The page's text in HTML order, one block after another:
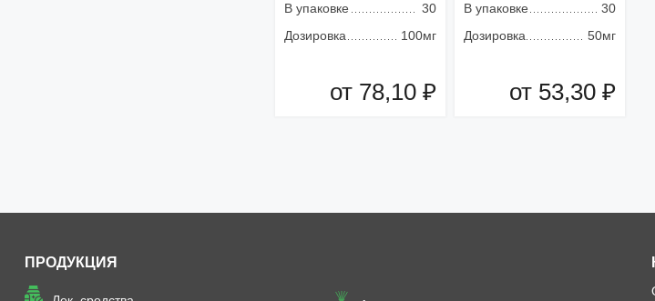
В упаковке
30
Дозировка
100мг
от 78,10 ₽
В упаковке
30
Дозировка
50мг
от 53,30 ₽
ПРОДУКЦИЯ